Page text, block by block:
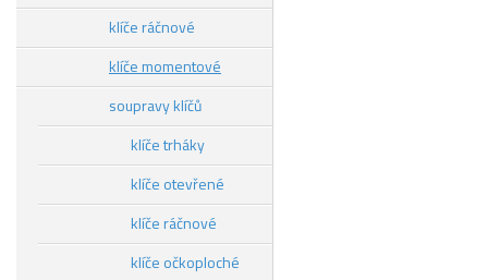
klíče ráčnové
klíče momentové
soupravy klíčů
klíče trháky
klíče otevřené
klíče ráčnové
klíče očkoploché